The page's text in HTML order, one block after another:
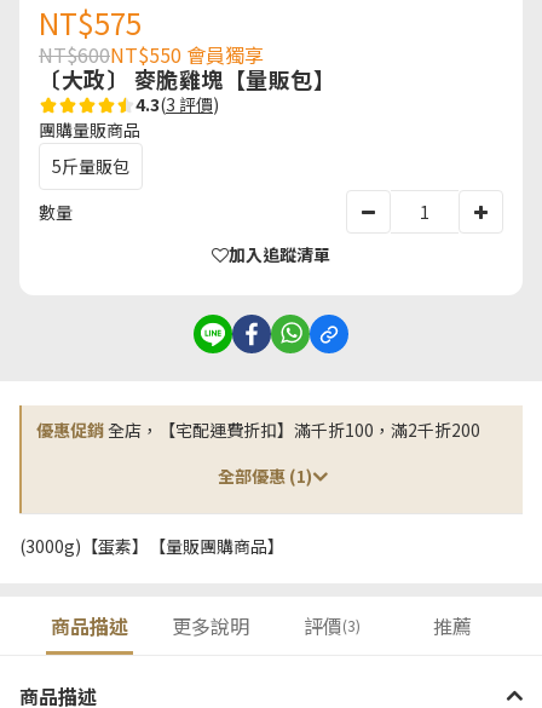
NT$575
NT$600NT$550 會員獨享
〔大政〕 麥脆雞塊【量販包】
4.3(3 評價)
團購量販商品
5斤量販包
數量
加入追蹤清單
優惠促銷全店，【宅配運費折扣】滿千折100，滿2千折200
全部優惠 (1)
(3000g)【蛋素】【量販團購商品】
商品描述 更多說明 評價(3) 推薦
商品描述